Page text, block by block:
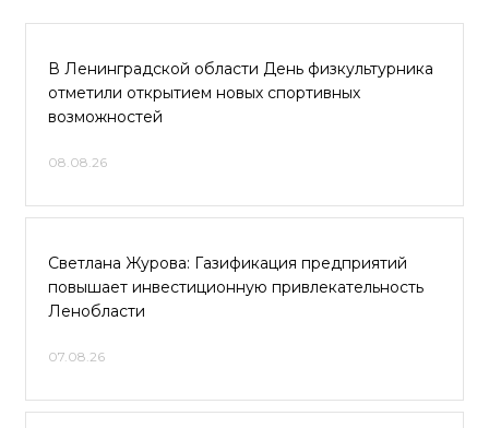
В Ленинградской области День физкультурника
отметили открытием новых спортивных
возможностей
08.08.26
Светлана Журова: Газификация предприятий
повышает инвестиционную привлекательность
Ленобласти
07.08.26